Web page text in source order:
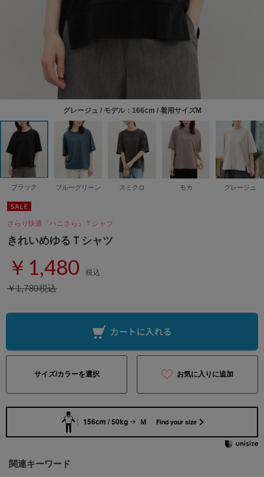
グレージュ / モデル：166cm / 着用サイズM
ブラック ブルーグリーン スミクロ モカ グレージュ
さらり快適『ハニさら』Ｔシャツ
きれいめゆるＴシャツ
￥1,480 税込
￥1,780税込
サイズ/カラーを選択 お気に入りに追加
156cm / 50kg Ｍ Find your size
関連キーワード